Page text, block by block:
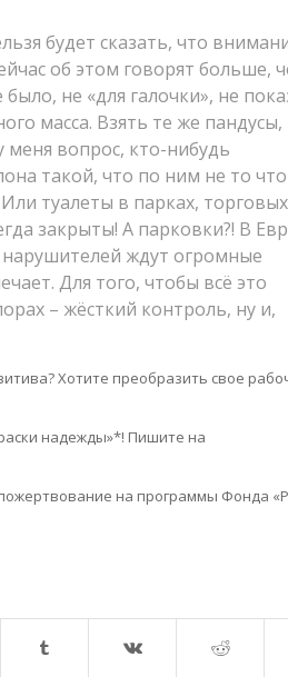
будет сказать, что
об этом говорят больше,
не «для галочки», не
масса. Взять те же пандусы,
меня вопрос, кто-нибудь
такой, что по ним не то что
туалеты в парках, торговых
закрыты! А парковки?! В
ждут огромные
Для того, чтобы всё это
– жёсткий контроль, ну и,
Хотите преобразить свое
надежды»*! Пишите на
на программы Фонда